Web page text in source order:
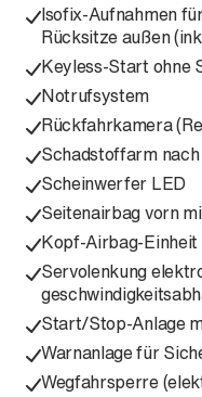
Isofix-Aufnahmen
Rücksitze außen
Keyless-Start ohne
Notrufsystem
Rückfahrkamera
Schadstoffarm
Scheinwerfer LED
Seitenairbag vorn
Kopf-Airbag-Einheit
Servolenkung
Start/Stop-Anlage
Warnanlage für
Wegfahrsperre